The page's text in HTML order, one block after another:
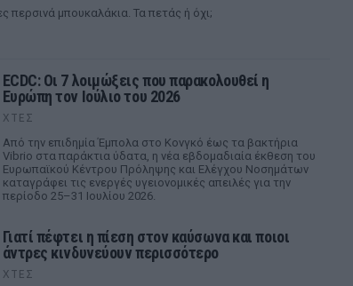
περσινά μπουκαλάκια. Τα πετάς ή όχι;
ECDC: Οι 7 λοιμώξεις που παρακολουθεί η
Ευρώπη τον Ιούλιο του 2026
ΧΤΕΣ
Από την επιδημία Έμπολα στο Κονγκό έως τα βακτήρια
Vibrio στα παράκτια ύδατα, η νέα εβδομαδιαία έκθεση του
Ευρωπαϊκού Κέντρου Πρόληψης και Ελέγχου Νοσημάτων
καταγράφει τις ενεργές υγειονομικές απειλές για την
περίοδο 25–31 Ιουλίου 2026.
Γιατί πέφτει η πίεση στον καύσωνα και ποιοι
άντρες κινδυνεύουν περισσότερο
ΧΤΕΣ